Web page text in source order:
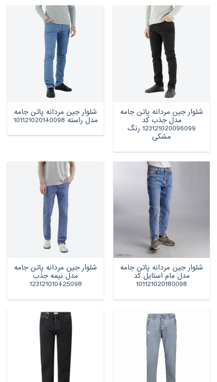
شلوار جین مردانه پاتن جامه
مدل جذب کد
123121020096099 رنگ
مشکی
شلوار جین مردانه پاتن جامه
مدل راسته 101121020140098
شلوار جین مردانه پاتن جامه
مدل مام استایل کد
101121020180098
شلوار جین مردانه پاتن جامه
مدل نیمه جذب
123121010425098